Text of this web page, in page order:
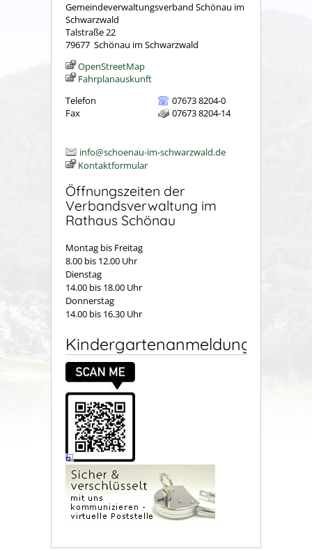
Gemeindeverwaltungsverband Schönau im
Schwarzwald
Talstraße 22
79677 Schönau im Schwarzwald
OpenStreetMap
Fahrplanauskunft
Telefon
07673 8204-0
Fax
07673 8204-14
info@schoenau-im-schwarzwald.de
Kontaktformular
Öffnungszeiten der
Verbandsverwaltung im
Rathaus Schönau
Montag bis Freitag
8.00 bis 12.00 Uhr
Dienstag
14.00 bis 18.00 Uhr
Donnerstag
14.00 bis 16.30 Uhr
Kindergartenanmeldung